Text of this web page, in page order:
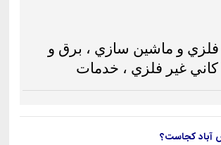
فلزي و ماشين سازي ، برق و
غير فلزي ، خدمات
کجاست؟